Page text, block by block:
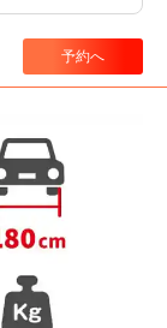
予約へ